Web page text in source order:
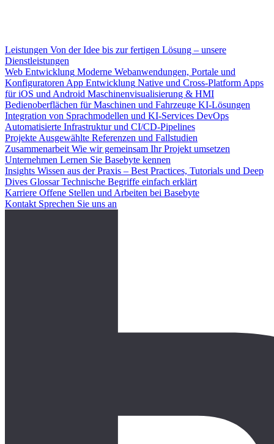
Leistungen Von der Idee bis zur fertigen Lösung – unsere
Dienstleistungen
Web Entwicklung Moderne Webanwendungen, Portale und
Konfiguratoren App Entwicklung Native und Cross-Platform Apps
für iOS und Android Maschinenvisualisierung & HMI
Bedienoberflächen für Maschinen und Fahrzeuge KI-Lösungen
Integration von Sprachmodellen und KI-Services DevOps
Automatisierte Infrastruktur und CI/CD-Pipelines
Projekte Ausgewählte Referenzen und Fallstudien
Zusammenarbeit Wie wir gemeinsam Ihr Projekt umsetzen
Unternehmen Lernen Sie Basebyte kennen
Insights Wissen aus der Praxis – Best Practices, Tutorials und Deep
Dives Glossar Technische Begriffe einfach erklärt
Karriere Offene Stellen und Arbeiten bei Basebyte
Kontakt Sprechen Sie uns an